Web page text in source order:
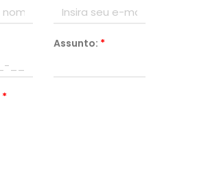
Assunto: *
*